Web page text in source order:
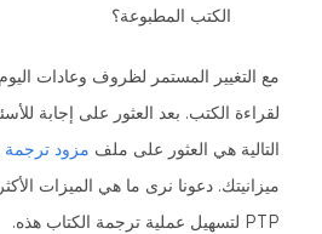
الكتب المطبوعة؟
مع التغيير المستمر لظروف وعادات
لقراءة الكتب. بعد العثور على إجابة
التالية هي العثور على ملف مزود
ميزانيتك. دعونا نرى ما هي الميزات
PTP لتسهيل عملية ترجمة الكتاب هذه.